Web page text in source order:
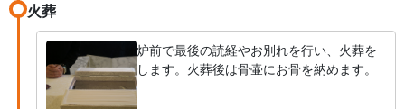
火葬
炉前で最後の読経やお別れを行い、火葬を
します。火葬後は骨壷にお骨を納めます。